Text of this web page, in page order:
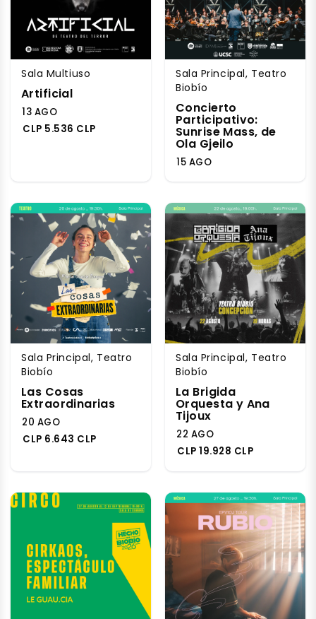
Sala Multiuso
Artificial
13 AGO
CLP 5.536 CLP
Sala Principal, Teatro
Biobío
Concierto
Participativo:
Sunrise Mass, de
Ola Gjeilo
15 AGO
Sala Principal, Teatro
Biobío
Las Cosas
Extraordinarias
20 AGO
CLP 6.643 CLP
Sala Principal, Teatro
Biobío
La Brigida
Orquesta y Ana
Tijoux
22 AGO
CLP 19.928 CLP